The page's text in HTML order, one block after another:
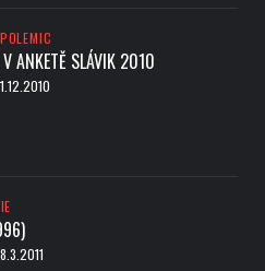
POLEMIC
ANKETĚ SLÁVIK 2010